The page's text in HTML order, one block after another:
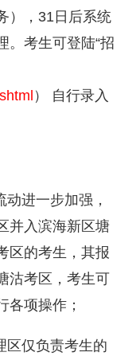
），31日后系统
。考生可登陆“招
） 自行录入
进一步加强，
并入滨海新区塘
区的考生，其报
沽考区，考生可
各项操作；
区仅负责考生的